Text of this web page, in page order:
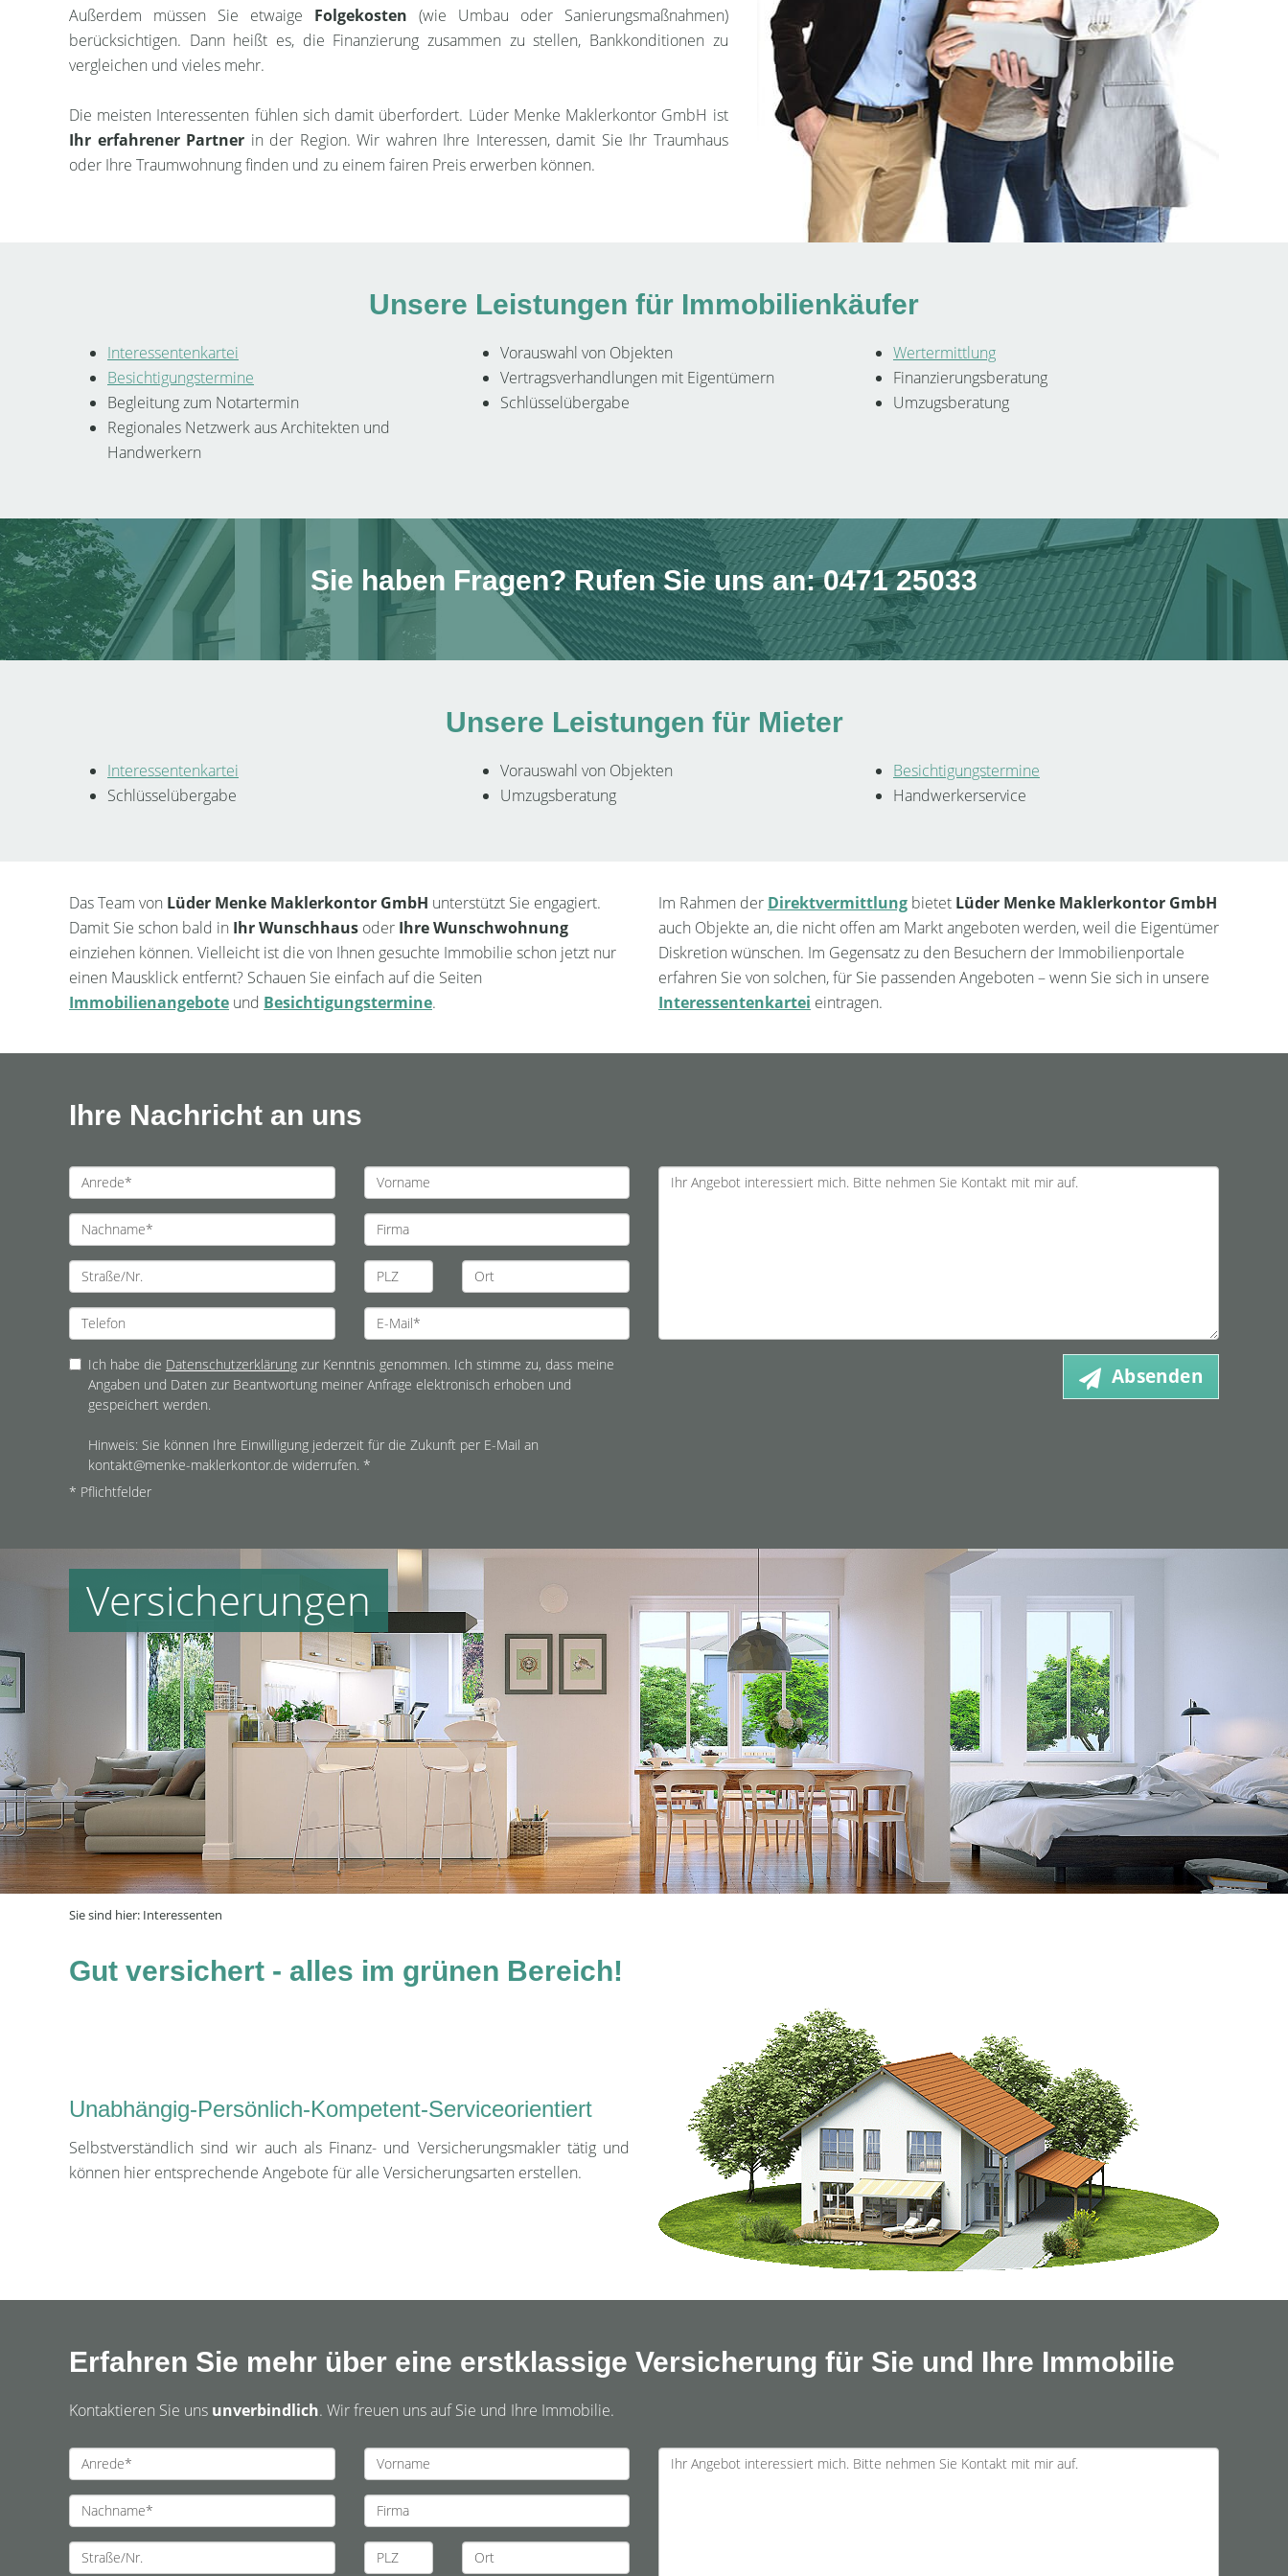
Außerdem müssen Sie etwaige Folgekosten (wie Umbau oder Sanierungsmaßnahmen)
berücksichtigen. Dann heißt es, die Finanzierung zusammen zu stellen, Bankkonditionen zu
vergleichen und vieles mehr.
Die meisten Interessenten fühlen sich damit überfordert. Lüder Menke Maklerkontor GmbH ist
Ihr erfahrener Partner in der Region. Wir wahren Ihre Interessen, damit Sie Ihr Traumhaus
oder Ihre Traumwohnung finden und zu einem fairen Preis erwerben können.
Unsere Leistungen für Immobilienkäufer
Interessentenkartei
Besichtigungstermine
Begleitung zum Notartermin
Regionales Netzwerk aus Architekten und
Handwerkern
Vorauswahl von Objekten
Vertragsverhandlungen mit Eigentümern
Schlüsselübergabe
Wertermittlung
Finanzierungsberatung
Umzugsberatung
Sie haben Fragen? Rufen Sie uns an: 0471 25033
Unsere Leistungen für Mieter
Interessentenkartei
Schlüsselübergabe
Vorauswahl von Objekten
Umzugsberatung
Besichtigungstermine
Handwerkerservice
Das Team von Lüder Menke Maklerkontor GmbH unterstützt Sie engagiert.
Damit Sie schon bald in Ihr Wunschhaus oder Ihre Wunschwohnung
einziehen können. Vielleicht ist die von Ihnen gesuchte Immobilie schon jetzt nur
einen Mausklick entfernt? Schauen Sie einfach auf die Seiten
Immobilienangebote und Besichtigungstermine.
Im Rahmen der Direktvermittlung bietet Lüder Menke Maklerkontor GmbH
auch Objekte an, die nicht offen am Markt angeboten werden, weil die Eigentümer
Diskretion wünschen. Im Gegensatz zu den Besuchern der Immobilienportale
erfahren Sie von solchen, für Sie passenden Angeboten – wenn Sie sich in unsere
Interessentenkartei eintragen.
Ihre Nachricht an uns
Ich habe die Datenschutzerklärung zur Kenntnis genommen. Ich stimme zu, dass meine
Angaben und Daten zur Beantwortung meiner Anfrage elektronisch erhoben und
gespeichert werden.
Hinweis: Sie können Ihre Einwilligung jederzeit für die Zukunft per E-Mail an
kontakt@menke-maklerkontor.de widerrufen. *
* Pflichtfelder
Absenden
Versicherungen
Sie sind hier: Interessenten
Gut versichert - alles im grünen Bereich!
Unabhängig-Persönlich-Kompetent-Serviceorientiert
Selbstverständlich sind wir auch als Finanz- und Versicherungsmakler tätig und
können hier entsprechende Angebote für alle Versicherungsarten erstellen.
Erfahren Sie mehr über eine erstklassige Versicherung für Sie und Ihre Immobilie
Kontaktieren Sie uns unverbindlich. Wir freuen uns auf Sie und Ihre Immobilie.